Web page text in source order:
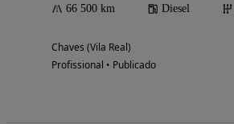
66 500 km Diesel
Chaves (Vila Real)
Profissional • Publicado